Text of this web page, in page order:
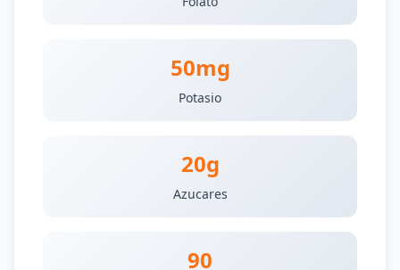
50mg
Potasio
20g
Azucares
90